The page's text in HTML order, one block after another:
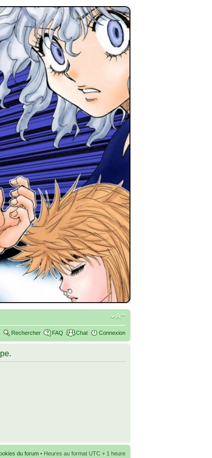
Rechercher FAQ Chat Connexion
du forum • Heures au format UTC + 1 heure